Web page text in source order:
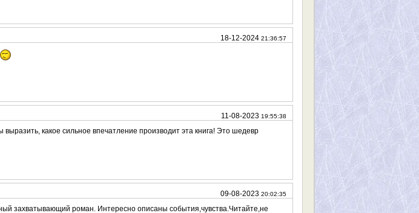
18-12-2024 21:36:57
11-08-2023 19:55:38
выразить, какое сильное впечатление производит эта книга! Это шедевр
09-08-2023 20:02:35
захватывающий роман. Интересно описаны события,чувства.Читайте,не